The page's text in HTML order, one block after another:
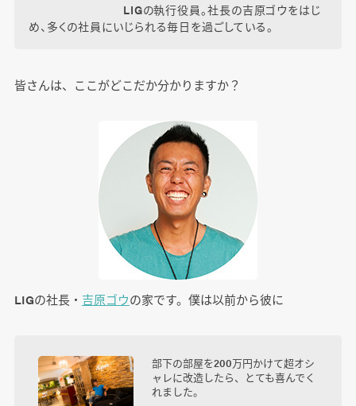
LIGの執行役員。社長の吉原ゴウをはじ
め、多くの社員にいじられる毎日を過ごしている。
皆さんは、ここがどこだか分かりますか？
LIGの社長・ 吉原ゴウの家です。僕は以前から彼に
部下の部屋を200万円かけて超オシ
ャレに改造したら、とても喜んでく
れました。